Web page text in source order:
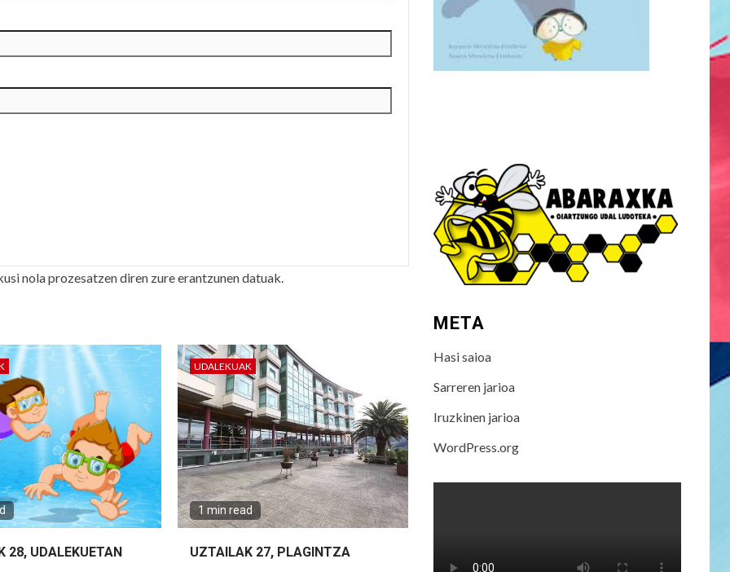
nola prozesatzen diren zure erantzunen datuak.
28, UDALEKUETAN
UDALEKUAK
1 min read
UZTAILAK 27, PLAGINTZA
META
Hasi saioa
Sarreren jarioa
Iruzkinen jarioa
WordPress.org